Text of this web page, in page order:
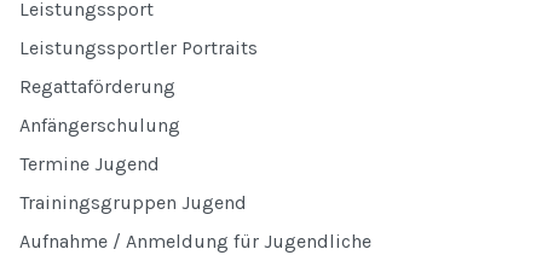
Leistungssport
Leistungssportler Portraits
Regattaförderung
Anfängerschulung
Termine Jugend
Trainingsgruppen Jugend
Aufnahme / Anmeldung für Jugendliche